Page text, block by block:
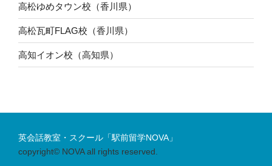
高松ゆめタウン校（香川県）
高松瓦町FLAG校（香川県）
高知イオン校（高知県）
英会話教室・スクール「駅前留学NOVA」
copyright© NOVA all rights reserved.